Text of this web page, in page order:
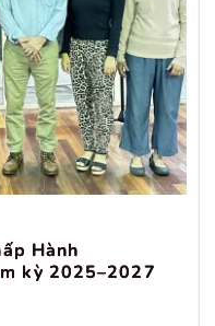
Hành
kỳ 2025–2027